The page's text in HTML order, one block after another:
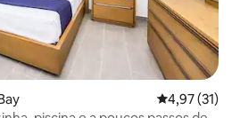
4,97 de uma
4,97 (31)